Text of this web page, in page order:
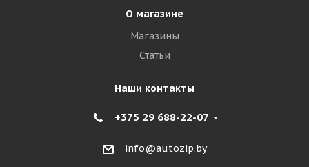
О магазине
Магазины
Статьи
Наши контакты
+375 29 688-22-07
info@autozip.by